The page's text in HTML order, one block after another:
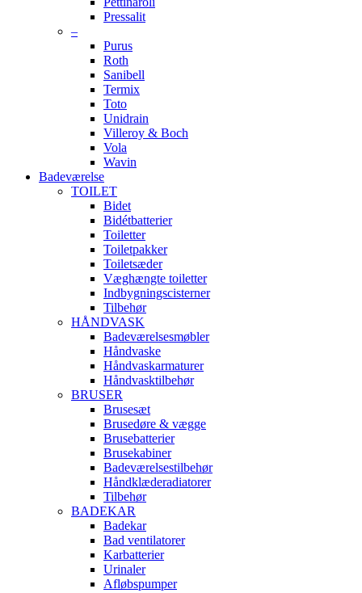
Pressalit
–
Purus
Roth
Sanibell
Termix
Toto
Unidrain
Villeroy & Boch
Vola
Wavin
Badeværelse
TOILET
Bidet
Bidétbatterier
Toiletter
Toiletpakker
Toiletsæder
Væghængte toiletter
Indbygningscisterner
Tilbehør
HÅNDVASK
Badeværelsesmøbler
Håndvaske
Håndvaskarmaturer
Håndvasktilbehør
BRUSER
Brusesæt
Brusedøre & vægge
Brusebatterier
Brusekabiner
Badeværelsestilbehør
Håndklæderadiatorer
Tilbehør
BADEKAR
Badekar
Bad ventilatorer
Karbatterier
Urinaler
Afløbspumper